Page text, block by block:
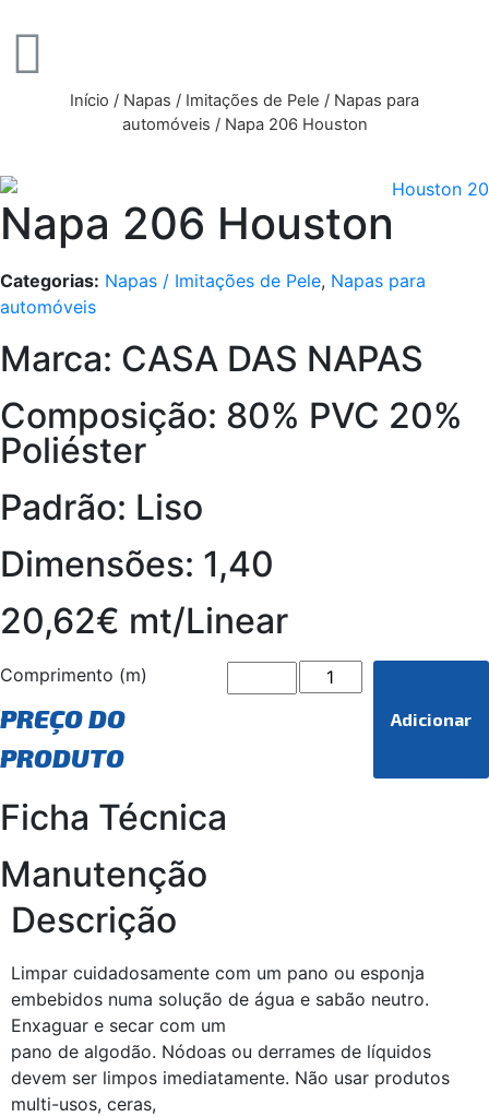
Início / Napas / Imitações de Pele / Napas para
automóveis / Napa 206 Houston
Napa 206 Houston
Categorias: Napas / Imitações de Pele, Napas para
automóveis
Marca: CASA DAS NAPAS
Composição: 80% PVC 20%
Poliéster
Padrão: Liso
Dimensões: 1,40
20,62€ mt/Linear
Comprimento (m)
PREÇO DO
PRODUTO
Adicionar
Ficha Técnica
Manutenção
Descrição
Limpar cuidadosamente com um pano ou esponja
embebidos numa solução de água e sabão neutro.
Enxaguar e secar com um
pano de algodão. Nódoas ou derrames de líquidos
devem ser limpos imediatamente. Não usar produtos
multi-usos, ceras,